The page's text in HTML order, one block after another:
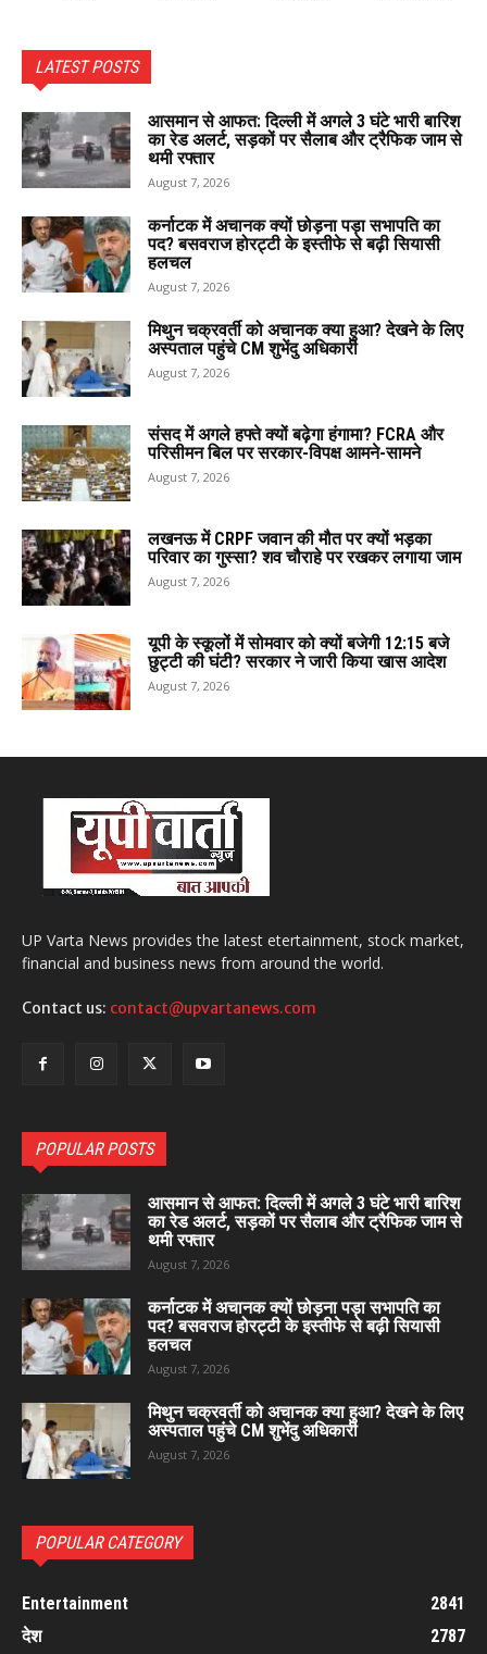
LATEST POSTS
आसमान से आफत: दिल्ली में अगले 3 घंटे भारी बारिश
का रेड अलर्ट, सड़कों पर सैलाब और ट्रैफिक जाम से
थमी रफ्तार
August 7, 2026
कर्नाटक में अचानक क्यों छोड़ना पड़ा सभापति का
पद? बसवराज होरट्टी के इस्तीफे से बढ़ी सियासी
हलचल
August 7, 2026
मिथुन चक्रवर्ती को अचानक क्या हुआ? देखने के लिए
अस्पताल पहुंचे CM शुभेंदु अधिकारी
August 7, 2026
संसद में अगले हफ्ते क्यों बढ़ेगा हंगामा? FCRA और
परिसीमन बिल पर सरकार-विपक्ष आमने-सामने
August 7, 2026
लखनऊ में CRPF जवान की मौत पर क्यों भड़का
परिवार का गुस्सा? शव चौराहे पर रखकर लगाया जाम
August 7, 2026
यूपी के स्कूलों में सोमवार को क्यों बजेगी 12:15 बजे
छुट्टी की घंटी? सरकार ने जारी किया खास आदेश
August 7, 2026
UP Varta News provides the latest etertainment, stock market,
financial and business news from around the world.
Contact us: contact@upvartanews.com
POPULAR POSTS
आसमान से आफत: दिल्ली में अगले 3 घंटे भारी बारिश
का रेड अलर्ट, सड़कों पर सैलाब और ट्रैफिक जाम से
थमी रफ्तार
August 7, 2026
कर्नाटक में अचानक क्यों छोड़ना पड़ा सभापति का
पद? बसवराज होरट्टी के इस्तीफे से बढ़ी सियासी
हलचल
August 7, 2026
मिथुन चक्रवर्ती को अचानक क्या हुआ? देखने के लिए
अस्पताल पहुंचे CM शुभेंदु अधिकारी
August 7, 2026
POPULAR CATEGORY
Entertainment
2841
देश
2787